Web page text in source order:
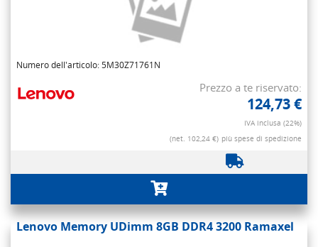
Numero dell'articolo: 5M30Z71761N
Prezzo a te riservato:
124,73 €
IVA inclusa (22%)
(net. 102,24 €) più spese di spedizione
Lenovo Memory UDimm 8GB DDR4 3200 Ramaxel